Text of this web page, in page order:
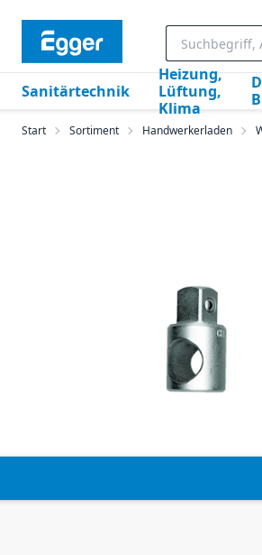
Sanitärtechnik
Heizung,
Lüftung,
Klima
Start Sortiment Handwerkerladen